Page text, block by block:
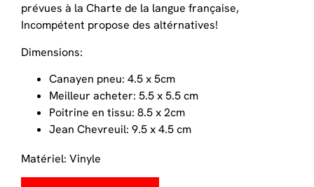
prévues à la Charte de la langue française,
Incompétent propose des altérnatives!
Dimensions:
Canayen pneu: 4.5 x 5cm
Meilleur acheter: 5.5 x 5.5 cm
Poitrine en tissu: 8.5 x 2cm
Jean Chevreuil: 9.5 x 4.5 cm
Matériel: Vinyle